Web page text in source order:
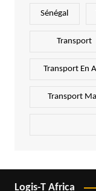
Sénégal
Transport
Transport En
Transport
Logis-T Africa